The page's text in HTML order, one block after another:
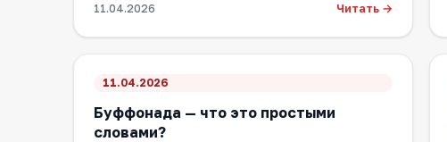
11.04.2026 Читать →
11.04.2026
Буффонада — что это простыми
словами?